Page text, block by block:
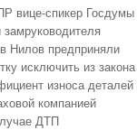
вице-спикер Госдумы
Нилов предприняли
исключить из закона
износа деталей
компанией
ДТП